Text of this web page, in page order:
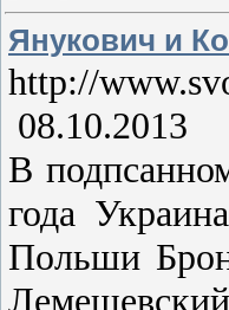
Янукович и
http://
08.10.2013
В
года
Польши